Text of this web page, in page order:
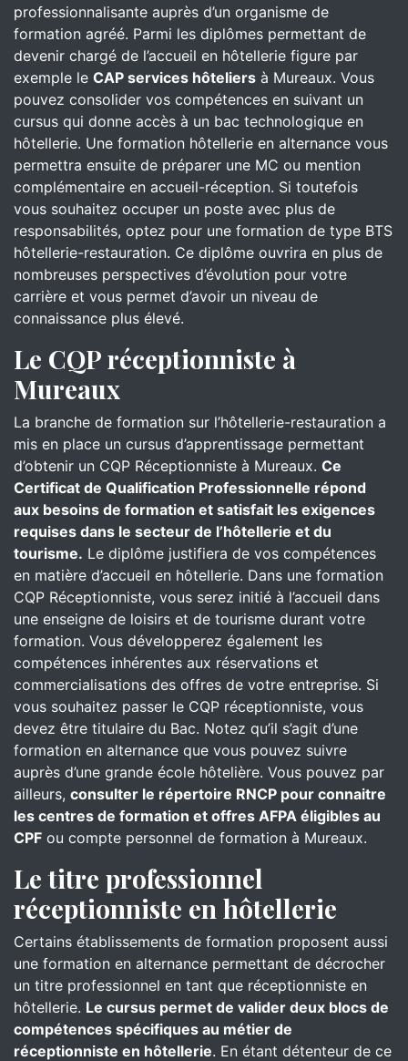
professionnalisante auprès d’un organisme de
formation agréé. Parmi les diplômes permettant de
devenir chargé de l’accueil en hôtellerie figure par
exemple le CAP services hôteliers à Mureaux. Vous
pouvez consolider vos compétences en suivant un
cursus qui donne accès à un bac technologique en
hôtellerie. Une formation hôtellerie en alternance vous
permettra ensuite de préparer une MC ou mention
complémentaire en accueil-réception. Si toutefois
vous souhaitez occuper un poste avec plus de
responsabilités, optez pour une formation de type BTS
hôtellerie-restauration. Ce diplôme ouvrira en plus de
nombreuses perspectives d’évolution pour votre
carrière et vous permet d’avoir un niveau de
connaissance plus élevé.
Le CQP réceptionniste à
Mureaux
La branche de formation sur l’hôtellerie-restauration a
mis en place un cursus d’apprentissage permettant
d’obtenir un CQP Réceptionniste à Mureaux. Ce
Certificat de Qualification Professionnelle répond
aux besoins de formation et satisfait les exigences
requises dans le secteur de l’hôtellerie et du
tourisme. Le diplôme justifiera de vos compétences
en matière d’accueil en hôtellerie. Dans une formation
CQP Réceptionniste, vous serez initié à l’accueil dans
une enseigne de loisirs et de tourisme durant votre
formation. Vous développerez également les
compétences inhérentes aux réservations et
commercialisations des offres de votre entreprise. Si
vous souhaitez passer le CQP réceptionniste, vous
devez être titulaire du Bac. Notez qu’il s’agit d’une
formation en alternance que vous pouvez suivre
auprès d’une grande école hôtelière. Vous pouvez par
ailleurs, consulter le répertoire RNCP pour connaitre
les centres de formation et offres AFPA éligibles au
CPF ou compte personnel de formation à Mureaux.
Le titre professionnel
réceptionniste en hôtellerie
Certains établissements de formation proposent aussi
une formation en alternance permettant de décrocher
un titre professionnel en tant que réceptionniste en
hôtellerie. Le cursus permet de valider deux blocs de
compétences spécifiques au métier de
réceptionniste en hôtellerie. En étant détenteur de ce